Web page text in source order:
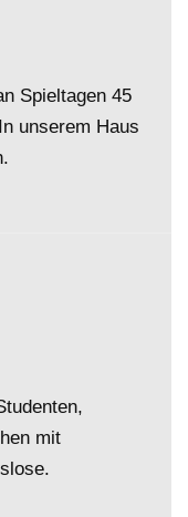
Spieltagen 45
unserem Haus
mit